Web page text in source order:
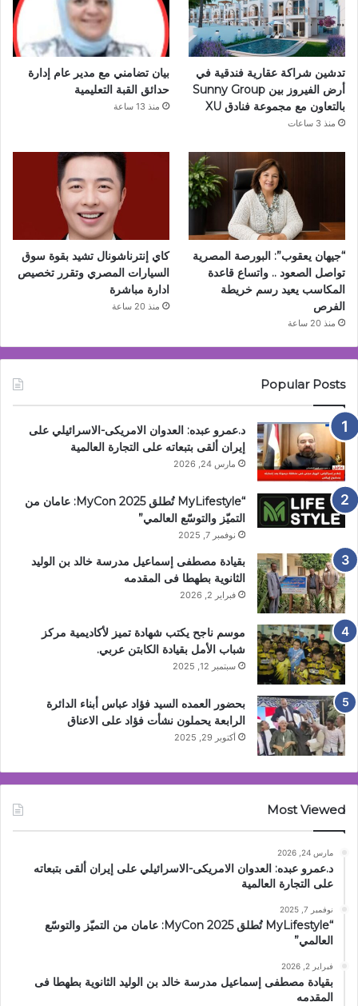
تدشين شراكة عقارية فندقية في
أرض الفيروز بين Sunny Group
بالتعاون مع مجموعة فنادق XU
منذ 3 ساعات
بيان تضامني مع مدير عام إدارة
حدائق القبة التعليمية
منذ 13 ساعة
“جيهان يعقوب”: البورصة المصرية
تواصل الصعود .. واتساع قاعدة
المكاسب يعيد رسم خريطة
الفرص
منذ 20 ساعة
كاي إنترناشونال تشيد بقوة سوق
السيارات المصري وتقرر تخصيص
ادارة مباشرة
منذ 20 ساعة
Popular Posts
د.عمرو عبده: العدوان الامريكى-الاسرائيلي على
إيران ألقى بتبعاته على التجارة العالمية
مارس 24, 2026
“MyLifestyle تُطلق MyCon 2025: عامان من
التميّز والتوسّع العالمي”
نوفمبر 7, 2025
بقيادة مصطفى إسماعيل مدرسة خالد بن الوليد
الثانوية بطهطا فى المقدمه
فبراير 2, 2026
موسم ناجح يكتب شهادة تميز لأكاديمية مركز
شباب الأمل بقيادة الكابتن عربي.
سبتمبر 12, 2025
بحضور العمده السيد فؤاد عباس أبناء الدائرة
الرابعة يحملون نشأت فؤاد على الاعناق
أكتوبر 29, 2025
Most Viewed
مارس 24, 2026
د.عمرو عبده: العدوان الامريكى-الاسرائيلي على إيران ألقى بتبعاته
على التجارة العالمية
نوفمبر 7, 2025
“MyLifestyle تُطلق MyCon 2025: عامان من التميّز والتوسّع
العالمي”
فبراير 2, 2026
بقيادة مصطفى إسماعيل مدرسة خالد بن الوليد الثانوية بطهطا فى
المقدمه